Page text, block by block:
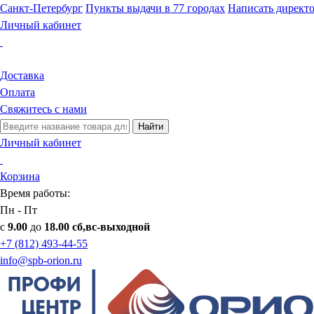
Санкт-Петербург Пункты выдачи в 77 городах Написать
Личный кабинет
Доставка
Оплата
Свяжитесь с нами
Найти
Личный кабинет
Корзина
Время работы:
Пн - Пт
с 9.00 до 18.00 сб,вс-выходной
+7 (812) 493-44-55
info@spb-orion.ru